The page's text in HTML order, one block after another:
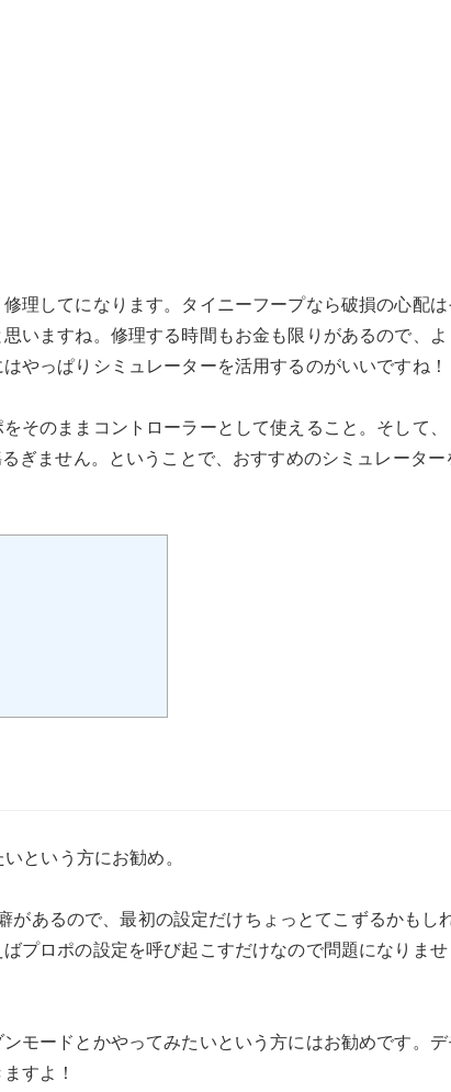
理してになります。タイニーフープなら破損の心配
いますね。修理する時間もお金も限りがあるので、
やっぱりシミュレーターを活用するのがいいですね！
のままコントローラーとして使えること。そして、
ぎません。ということで、おすすめのシミュレーター
という方にお勧め。
あるので、最初の設定だけちょっとてこずるかもし
プロポの設定を呼び起こすだけなので問題になりませ
モードとかやってみたいという方にはお勧めです。
すよ！